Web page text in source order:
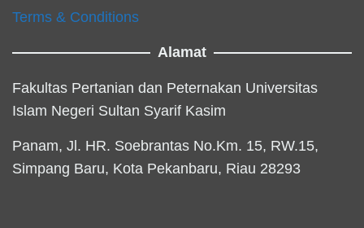
Terms & Conditions
Alamat
Fakultas Pertanian dan Peternakan Universitas
Islam Negeri Sultan Syarif Kasim
Panam, Jl. HR. Soebrantas No.Km. 15, RW.15,
Simpang Baru, Kota Pekanbaru, Riau 28293